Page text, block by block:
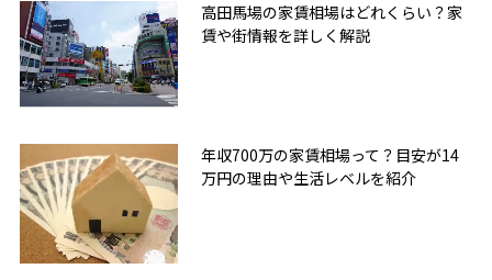
高田馬場の家賃相場はどれくらい？家
賃や街情報を詳しく解説
年収700万の家賃相場って？目安が14
万円の理由や生活レベルを紹介